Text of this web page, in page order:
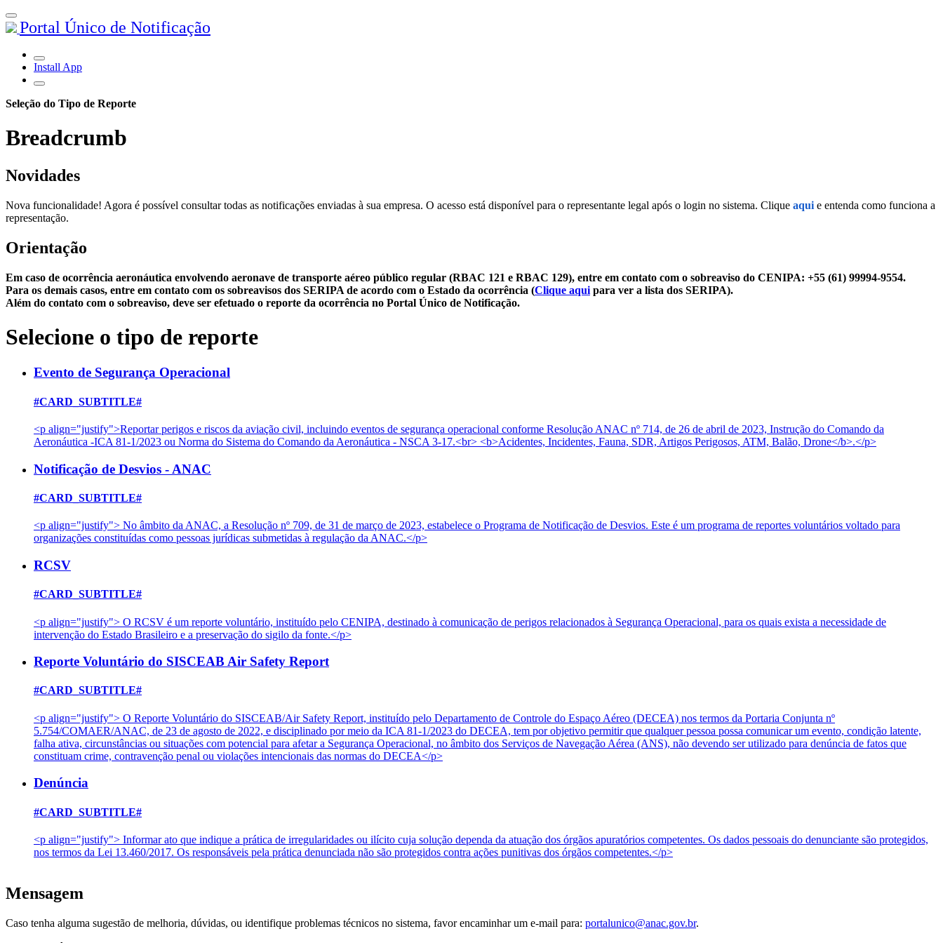
Portal Único de Notificação
Install App
Seleção do Tipo de Reporte
Breadcrumb
Novidades
Nova funcionalidade! Agora é possível consultar todas as notificações enviadas à sua empresa. O acesso está disponível para o representante legal após o login no sistema. Clique aqui e entenda como funciona a
representação.
Orientação
Em caso de ocorrência aeronáutica envolvendo aeronave de transporte aéreo público regular (RBAC 121 e RBAC 129), entre em contato com o sobreaviso do CENIPA: +55 (61) 99994-9554.
Para os demais casos, entre em contato com os sobreavisos dos SERIPA de acordo com o Estado da ocorrência (Clique aqui para ver a lista dos SERIPA).
Além do contato com o sobreaviso, deve ser efetuado o reporte da ocorrência no Portal Único de Notificação.
Selecione o tipo de reporte
Evento de Segurança Operacional
#CARD_SUBTITLE#
<p align="justify">Reportar perigos e riscos da aviação civil, incluindo eventos de segurança operacional conforme Resolução ANAC nº 714, de 26 de abril de 2023, Instrução do Comando da
Aeronáutica -ICA 81-1/2023 ou Norma do Sistema do Comando da Aeronáutica - NSCA 3-17.<br> <b>Acidentes, Incidentes, Fauna, SDR, Artigos Perigosos, ATM, Balão, Drone</b>.</p>
Notificação de Desvios - ANAC
#CARD_SUBTITLE#
<p align="justify"> No âmbito da ANAC, a Resolução nº 709, de 31 de março de 2023, estabelece o Programa de Notificação de Desvios. Este é um programa de reportes voluntários voltado para
organizações constituídas como pessoas jurídicas submetidas à regulação da ANAC.</p>
RCSV
#CARD_SUBTITLE#
<p align="justify"> O RCSV é um reporte voluntário, instituído pelo CENIPA, destinado à comunicação de perigos relacionados à Segurança Operacional, para os quais exista a necessidade de
intervenção do Estado Brasileiro e a preservação do sigilo da fonte.</p>
Reporte Voluntário do SISCEAB Air Safety Report
#CARD_SUBTITLE#
<p align="justify"> O Reporte Voluntário do SISCEAB/Air Safety Report, instituído pelo Departamento de Controle do Espaço Aéreo (DECEA) nos termos da Portaria Conjunta nº
5.754/COMAER/ANAC, de 23 de agosto de 2022, e disciplinado por meio da ICA 81-1/2023 do DECEA, tem por objetivo permitir que qualquer pessoa possa comunicar um evento, condição latente,
falha ativa, circunstâncias ou situações com potencial para afetar a Segurança Operacional, no âmbito dos Serviços de Navegação Aérea (ANS), não devendo ser utilizado para denúncia de fatos que
constituam crime, contravenção penal ou violações intencionais das normas do DECEA</p>
Denúncia
#CARD_SUBTITLE#
<p align="justify"> Informar ato que indique a prática de irregularidades ou ilícito cuja solução dependa da atuação dos órgãos apuratórios competentes. Os dados pessoais do denunciante são protegidos,
nos termos da Lei 13.460/2017. Os responsáveis pela prática denunciada não são protegidos contra ações punitivas dos órgãos competentes.</p>
Mensagem
Caso tenha alguma sugestão de melhoria, dúvidas, ou identifique problemas técnicos no sistema, favor encaminhar um e-mail para: portalunico@anac.gov.br.